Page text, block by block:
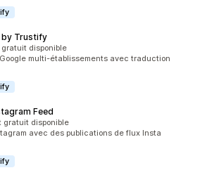
by Trustify
gratuit disponible
multi-établissements avec traduction
Feed
gratuit disponible
avec des publications de flux Insta